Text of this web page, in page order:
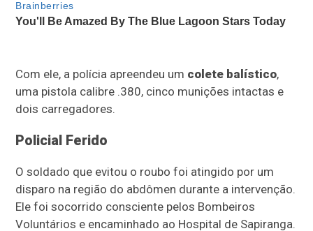
Com ele, a polícia apreendeu um colete balístico,
uma pistola calibre .380, cinco munições intactas e
dois carregadores.
Policial Ferido
O soldado que evitou o roubo foi atingido por um
disparo na região do abdômen durante a intervenção.
Ele foi socorrido consciente pelos Bombeiros
Voluntários e encaminhado ao Hospital de Sapiranga.